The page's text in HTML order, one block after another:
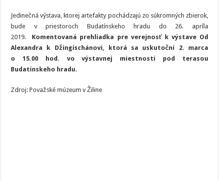
Jedinečná výstava, ktorej artefakty pochádzajú zo súkromných zbierok,
bude v priestoroch Budatínskeho hradu do 26. apríla
2019. Komentovaná prehliadka pre verejnosť k výstave Od
Alexandra k Džingischánovi, ktorá sa uskutoční 2. marca
o 15.00 hod. vo výstavnej miestnosti pod terasou
Budatínskeho hradu.
Zdroj: Považské múzeum v Žiline